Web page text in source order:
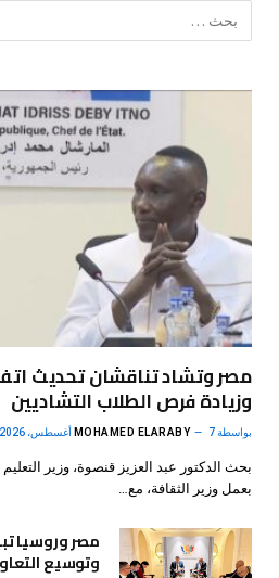
مصر وتشاد تناقشان تحديث
وزيادة فرص الطلاب التشاديين
بواسطة MOHAMED ELARABY 7 أغسطس، 2026
بحث الدكتور عبد العزيز قنصوة، وزير
بعمل وزير الثقافة، مع…
مصر وروسيا
وتوسيع